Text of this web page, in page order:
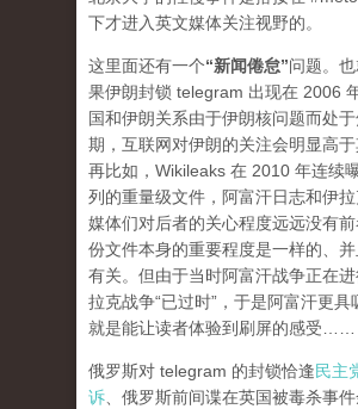
下才进入英文媒体关注视野的。
这里面还有一个“新闻倦怠”问题。
果伊朗封锁 telegram 出现在 2006
国和伊朗关系由于伊朗核问题而处
期，互联网对伊朗的关注会明显高于
再比如，Wikileaks 在 2010 年连续
列的重量级文件，阿富汗日志和伊
媒体们对后者的关心程度远远没有
份文件本身的重要程度是一样的、
有关。但由于当时阿富汗战争正在
拉克战争“已过时”，于是阿富汗更具
就是能让读者体验到刷屏的感受……
俄罗斯对 telegram 的封锁恰逢民主
诉 、俄罗斯前间谍在英国被毒杀事件